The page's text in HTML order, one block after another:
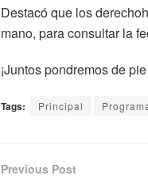
Destacó que los
mano, para consultar la
¡Juntos pondremos de
Tags: Principal
Previous Post